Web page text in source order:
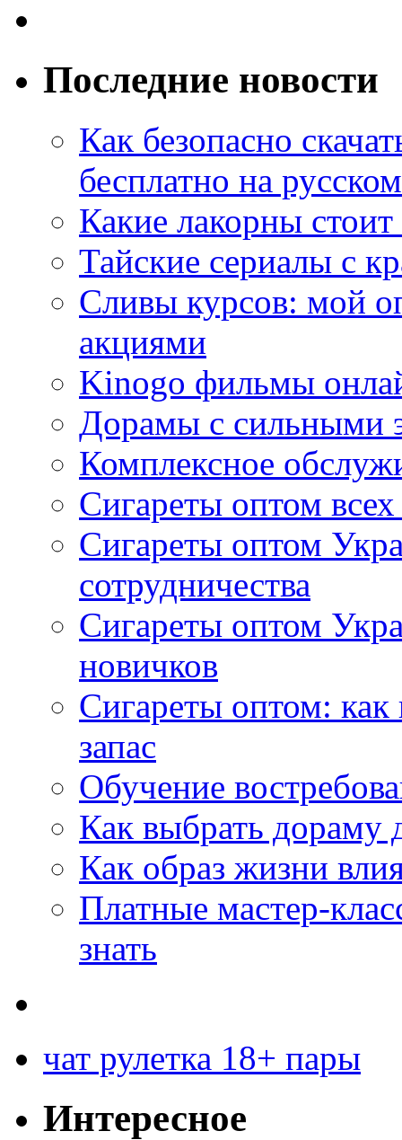
Последние новости
Как безопасно
бесплатно на
Какие лакорны
Тайские сериалы с
Сливы курсов: мой
акциями
Kinogo фильмы
Дорамы с сильными
Комплексное
Сигареты оптом
Сигареты оптом
сотрудничества
Сигареты оптом
новичков
Сигареты оптом:
запас
Обучение
Как выбрать дораму
Как образ жизни
Платные мастер-
знать
чат рулетка 18+ пары
Интересное